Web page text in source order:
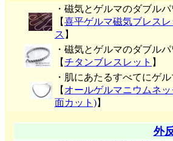
・磁気とゲルマのダブル
【喜平ゲルマ磁気ブレス
ス 】
・磁気とゲルマのダブル
【チタンブレスレット 】
・肌にあたるすべてにゲ
【 オールゲルマニウムネ
面カット)】
外